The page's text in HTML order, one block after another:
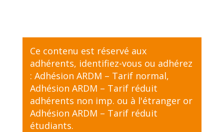
Ce contenu est réservé aux
adhérents, identifiez-vous ou adhérez
: Adhésion ARDM – Tarif normal,
Adhésion ARDM – Tarif réduit
adhérents non imp. ou à l'étrangeror
Adhésion ARDM – Tarif réduit
étudiants.